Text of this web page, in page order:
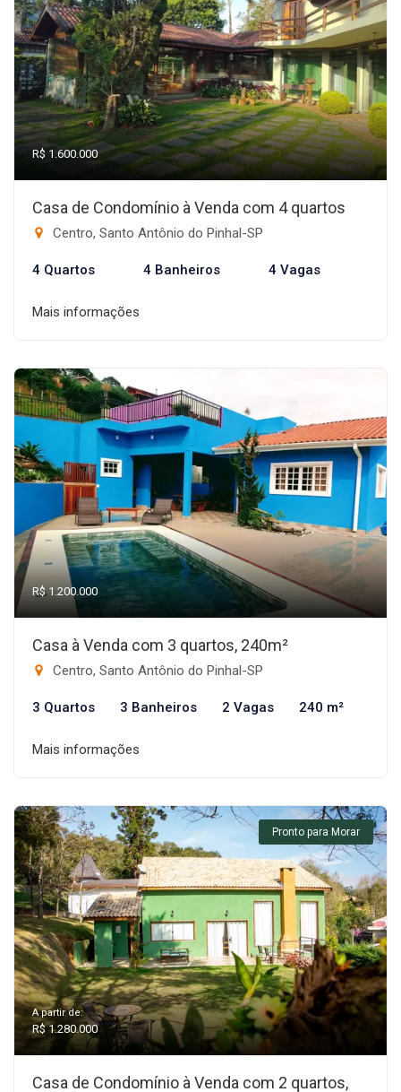
R$ 1.600.000
Casa de Condomínio à Venda com 4 quartos
Centro, Santo Antônio do Pinhal-SP
4 Quartos 4 Banheiros 4 Vagas
Mais informações
R$ 1.200.000
Casa à Venda com 3 quartos, 240m²
Centro, Santo Antônio do Pinhal-SP
3 Quartos 3 Banheiros 2 Vagas 240 m²
Mais informações
Pronto para Morar
A partir de:
R$ 1.280.000
Casa de Condomínio à Venda com 2 quartos,